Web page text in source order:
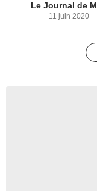
Le Journal de
11 juin 2020